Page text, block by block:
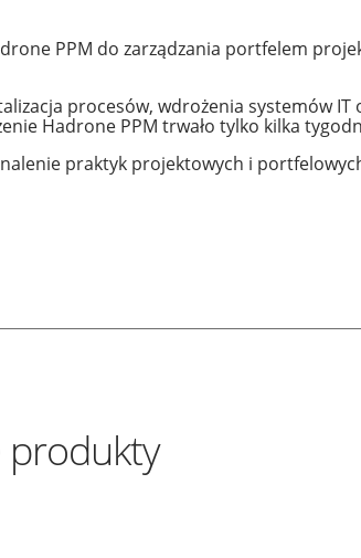
PPM do zarządzania portfelem
procesów, wdrożenia systemów IT
Hadrone PPM trwało tylko kilka
praktyk projektowych i
produkty